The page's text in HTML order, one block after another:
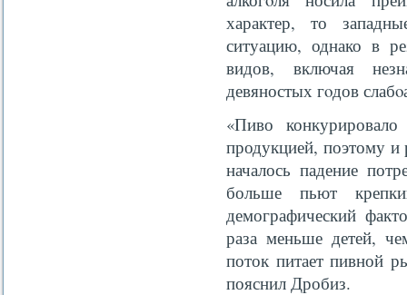
характер, то
ситуацию, однако в
видов, включая
девяностых гοдов
«Пиво
продукцией, поэтому и
началось падение
больше пьют
демографический
раза меньше детей,
поток питает пивной
пояснил Дробиз.